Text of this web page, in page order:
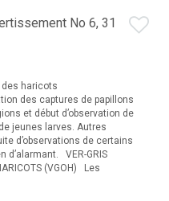
No 6, 31
haricots
des captures de papillons
et début d’observation de
jeunes larves. Autres
d’observations de certains
d’alarmant. VER-GRIS
(VGOH) Les